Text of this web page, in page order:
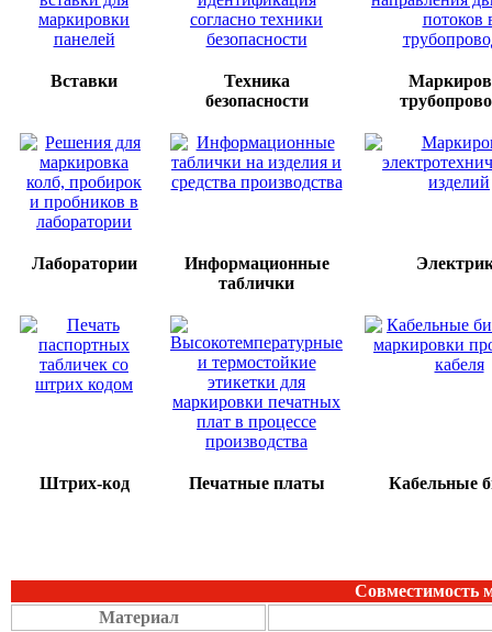
Вставки
Техника
безопасности
Лаборатории
Информационные
таблички
Штрих-код Печатные платы Кабельные
Совместимость
Материал